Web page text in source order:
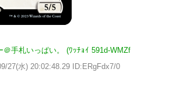
＠手札いっぱい。 (ﾜｯﾁｮｲ 591d-WMZf
27(水) 20:02:48.29 ID:ERgFdx7/0